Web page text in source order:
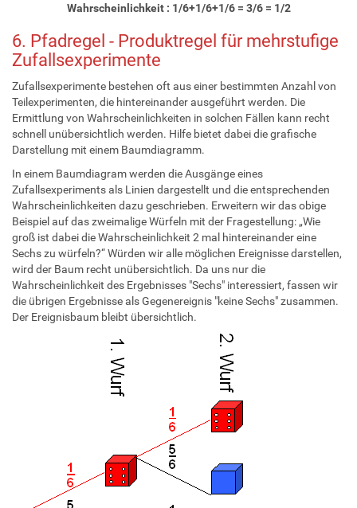
Wahrscheinlichkeit : 1/6+1/6+1/6 = 3/6 = 1/2
6. Pfadregel - Produktregel für mehrstufige
Zufallsexperimente
Zufallsexperimente bestehen oft aus einer bestimmten Anzahl von
Teilexperimenten, die hintereinander ausgeführt werden. Die
Ermittlung von Wahrscheinlichkeiten in solchen Fällen kann recht
schnell unübersichtlich werden. Hilfe bietet dabei die grafische
Darstellung mit einem Baumdiagramm.
In einem Baumdiagram werden die Ausgänge eines
Zufallsexperiments als Linien dargestellt und die entsprechenden
Wahrscheinlichkeiten dazu geschrieben. Erweitern wir das obige
Beispiel auf das zweimalige Würfeln mit der Fragestellung: „Wie
groß ist dabei die Wahrscheinlichkeit 2 mal hintereinander eine
Sechs zu würfeln?“ Würden wir alle möglichen Ereignisse darstellen,
wird der Baum recht unübersichtlich. Da uns nur die
Wahrscheinlichkeit des Ergebnisses "Sechs" interessiert, fassen wir
die übrigen Ergebnisse als Gegenereignis "keine Sechs" zusammen.
Der Ereignisbaum bleibt übersichtlich.